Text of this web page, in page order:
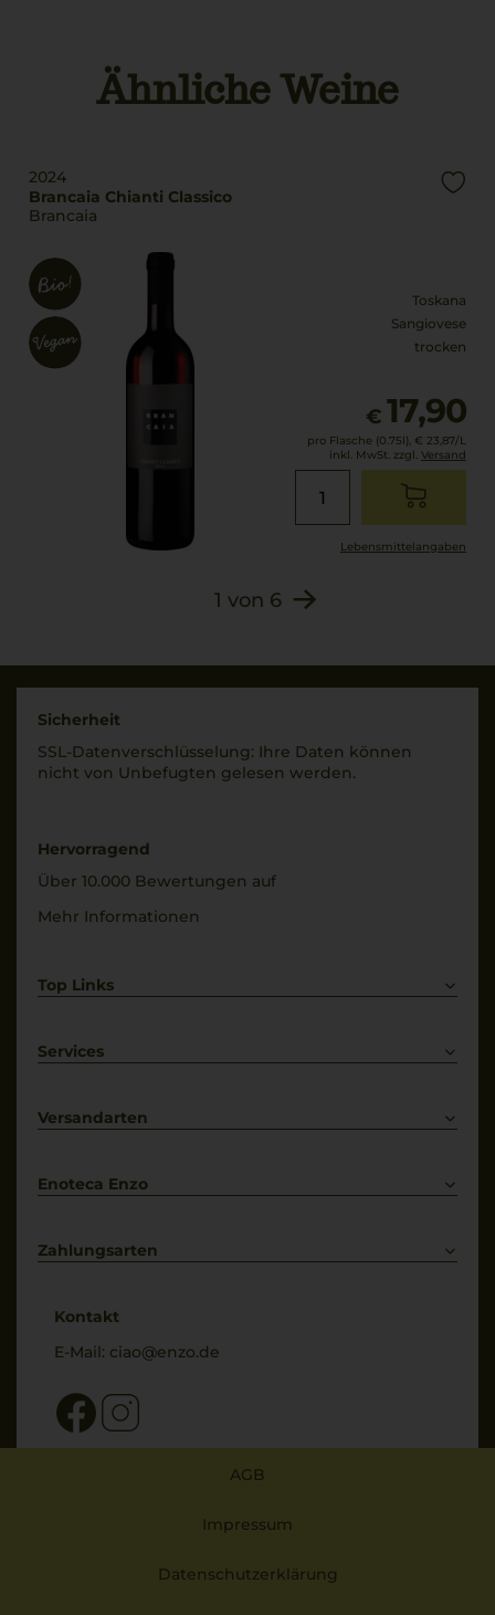
Qualitätsstufe
Denominazione Di
Rebsorten
100% Sangiovese
18 °C
Alkoholgehalt
13 % Vol.
Land
Ähnliche Weine
2024
Brancaia Chianti Classico
Brancaia
Toskana
Sangiovese
trocken
€ 17,90
pro Flasche (0.75l), € 23,87/L
inkl. MwSt. zzgl. Versand
Lebensmittel­angaben
1 von 6
Sicherheit
SSL-Daten­verschlüs­selung: Ihre Daten können
nicht von Unbe­fugten gelesen werden.
Hervorragend
Über 10.000 Bewertungen auf
Mehr Informationen
Top Links
Weißwein
Services
Kontakt
Versandarten
Enoteca Enzo
Bewertungs-Richtlinien
Zahlungsarten
Kontakt
E-Mail: ciao@enzo.de
AGB
Impressum
Datenschutzerklärung